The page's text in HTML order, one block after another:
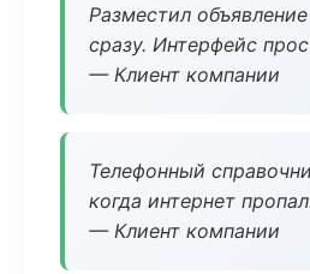
Разместил
сразу. Интерфейс
— Клиент компании
Телефонный
когда интернет
— Клиент компании